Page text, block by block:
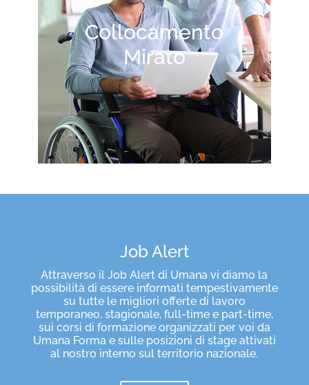
Collocamento
Mirato
Job Alert
Attraverso il Job Alert di Umana vi diamo la
possibilità di essere informati tempestivamente
su tutte le migliori offerte di lavoro
temporaneo, stagionale, full-time e part-time,
sui corsi di formazione organizzati per voi da
Umana Forma e sulle posizioni di stage attivati
al nostro interno sul territorio nazionale.